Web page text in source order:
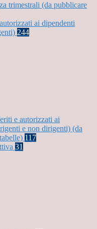
trimestrali (da pubblicare
ai dipendenti
244
e autorizzati ai
e non dirigenti) (da
117
31